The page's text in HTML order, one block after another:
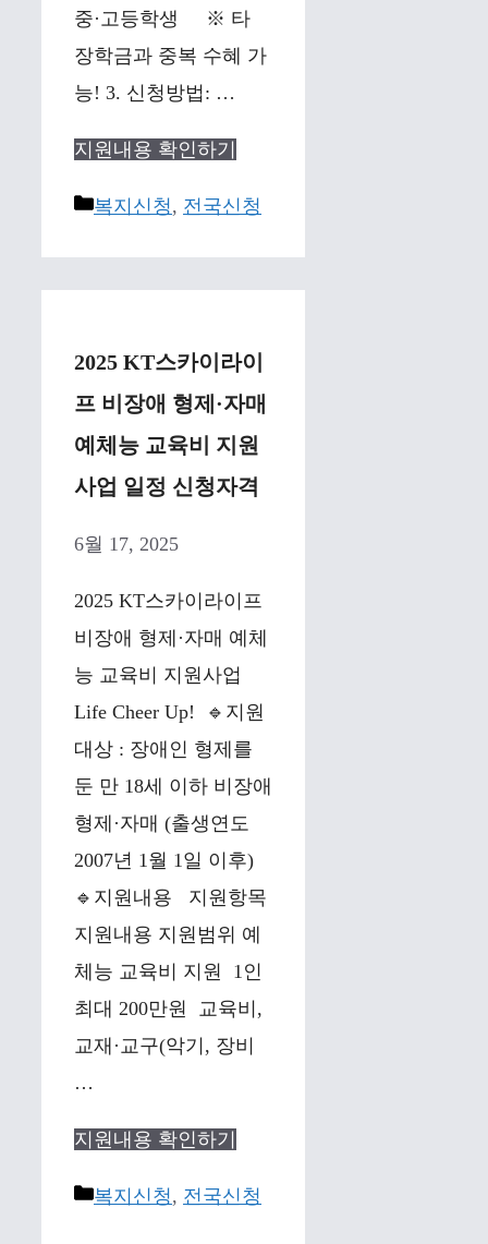
중·고등학생 ※ 타
장학금과 중복 수혜 가
능! 3. 신청방법: …
지원내용 확인하기
Categories
복지신청, 전국신청
2025 KT스카이라이
프 비장애 형제·자매
예체능 교육비 지원
사업 일정 신청자격
6월 17, 2025
2025 KT스카이라이프
비장애 형제·자매 예체
능 교육비 지원사업
Life Cheer Up! 🔹지원
대상 : 장애인 형제를
둔 만 18세 이하 비장애
형제·자매 (출생연도
2007년 1월 1일 이후)
🔹지원내용 지원항목
지원내용 지원범위 예
체능 교육비 지원 1인
최대 200만원 교육비,
교재·교구(악기, 장비
…
지원내용 확인하기
Categories
복지신청, 전국신청